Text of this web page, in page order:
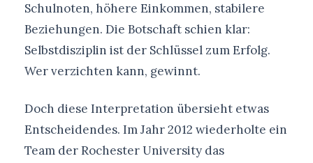
Schulnoten, höhere Einkommen, stabilere
Beziehungen. Die Botschaft schien klar:
Selbstdisziplin ist der Schlüssel zum Erfolg.
Wer verzichten kann, gewinnt.
Doch diese Interpretation übersieht etwas
Entscheidendes. Im Jahr 2012 wiederholte ein
Team der Rochester University das